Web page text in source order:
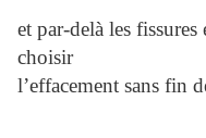
et par-delà les fissures
choisir
l’effacement sans fin